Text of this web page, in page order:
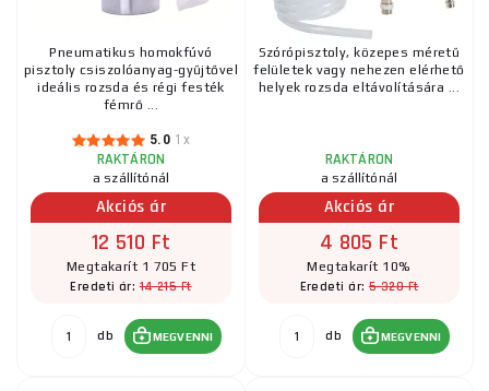
Pneumatikus homokfúvó
pisztoly csiszolóanyag-gyűjtővel
ideális rozsda és régi festék
fémrő ...
5.0 1x
RAKTÁRON
a szállítónál
Akciós ár
12 510 Ft
Megtakarít 1 705 Ft
Eredeti ár:14 215 Ft
db MEGVENNI
Szórópisztoly, közepes méretű
felületek vagy nehezen elérhető
helyek rozsda eltávolítására ...
RAKTÁRON
a szállítónál
Akciós ár
4 805 Ft
Megtakarít 10%
Eredeti ár:5 320 Ft
db MEGVENNI